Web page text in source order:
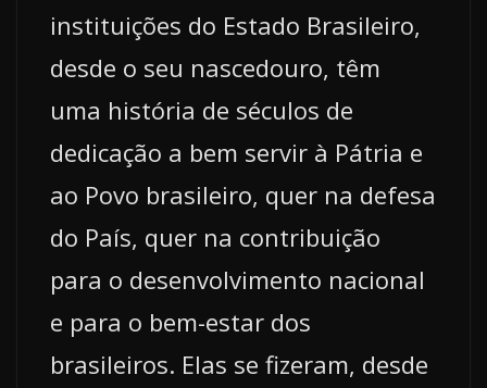
instituições do Estado Brasileiro,
desde o seu nascedouro, têm
uma história de séculos de
dedicação a bem servir à Pátria e
ao Povo brasileiro, quer na defesa
do País, quer na contribuição
para o desenvolvimento nacional
e para o bem-estar dos
brasileiros. Elas se fizeram, desde